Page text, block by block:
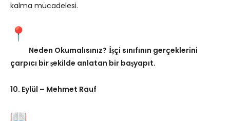
kalma mücadelesi.
Neden Okumalısınız? İşçi sınıfının gerçeklerini
çarpıcı bir şekilde anlatan bir başyapıt.
10. Eylül – Mehmet Rauf